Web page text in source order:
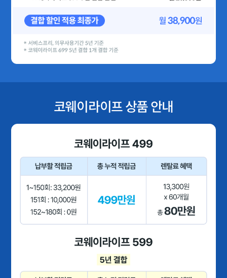
코웨이라이프 상품 안내